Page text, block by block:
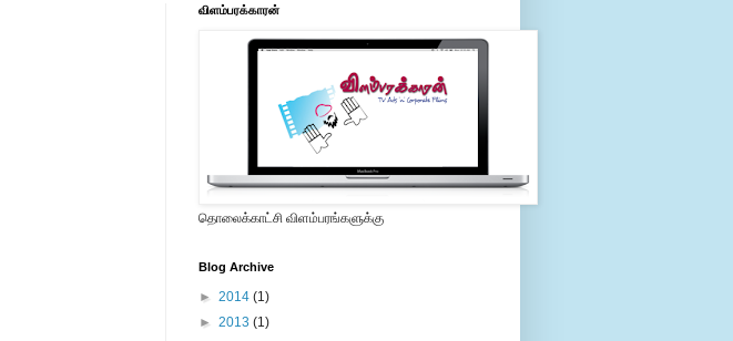
விளம்பரக்காரன்
தொலைக்காட்சி விளம்பரங்களுக்கு
Blog Archive
► 2014 (1)
► 2013 (1)